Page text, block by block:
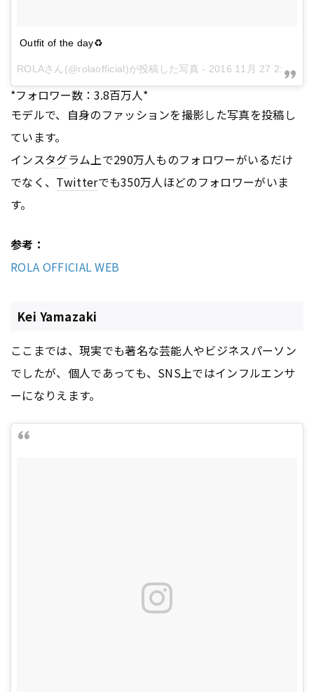
Outfit of the day♻️
ROLAさん(@rolaofficial)が投稿した写真 - 2016 11月 27 2:20午前 PST
*フォロワー数：3.8百万人*
モデルで、自身のファッションを撮影した写真を投稿し
ています。
インスタグラム上で290万人ものフォロワーがいるだけ
でなく、 Twitterでも350万人ほどのフォロワーがいま
す。
参考：
ROLA OFFICIAL WEB
Kei Yamazaki
ここまでは、現実でも著名な芸能人やビジネスパーソン
でしたが、個人であっても、SNS上ではインフルエンサ
ーになりえます。